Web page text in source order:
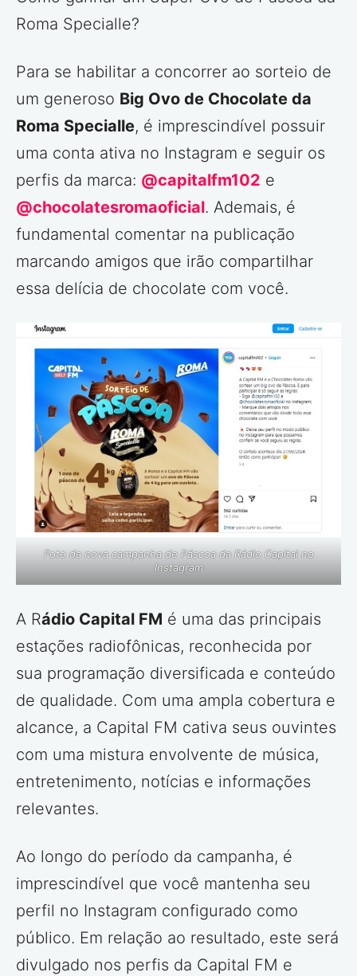
Roma Specialle?
Para se habilitar a concorrer ao sorteio de
um generoso Big Ovo de Chocolate da
Roma Specialle, é imprescindível possuir
uma conta ativa no Instagram e seguir os
perfis da marca: @capitalfm102 e
@chocolatesromaoficial. Ademais, é
fundamental comentar na publicação
marcando amigos que irão compartilhar
essa delícia de chocolate com você.
Foto da nova campanha de Páscoa da Rádio Capital no
Instagram
A Rádio Capital FM é uma das principais
estações radiofônicas, reconhecida por
sua programação diversificada e conteúdo
de qualidade. Com uma ampla cobertura e
alcance, a Capital FM cativa seus ouvintes
com uma mistura envolvente de música,
entretenimento, notícias e informações
relevantes.
Ao longo do período da campanha, é
imprescindível que você mantenha seu
perfil no Instagram configurado como
público. Em relação ao resultado, este será
divulgado nos perfis da Capital FM e